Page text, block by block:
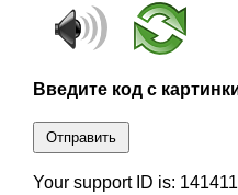
Введите код с
Отправить
Your support ID is: